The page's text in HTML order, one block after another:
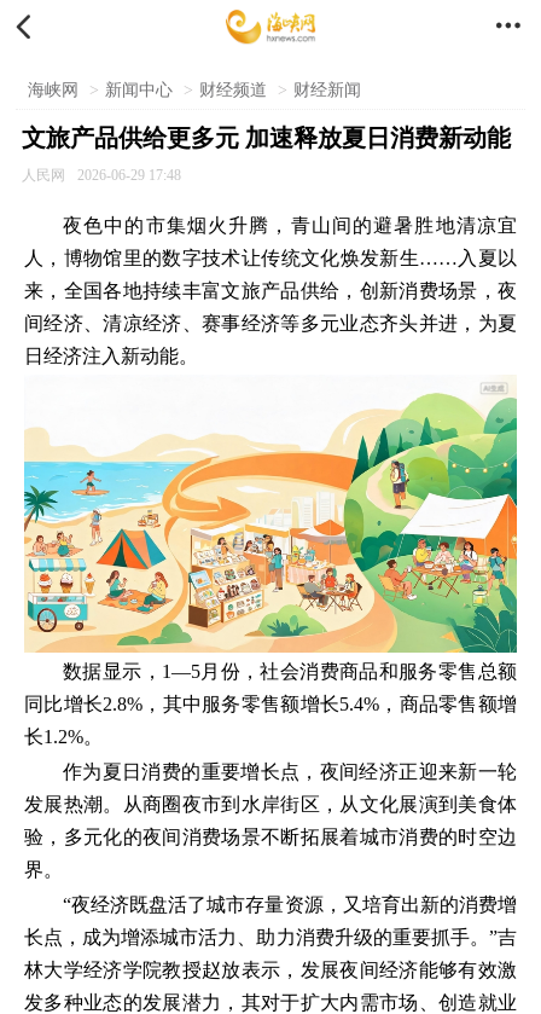
 
海峡网 > 新闻中心 > 财经频道 > 财经新闻
文旅产品供给更多元 加速释放夏日消费新动能
人民网 2026-06-29 17:48
夜色中的市集烟火升腾，青山间的避暑胜地清凉宜
人，博物馆里的数字技术让传统文化焕发新生……入夏以
来，全国各地持续丰富文旅产品供给，创新消费场景，夜
间经济、清凉经济、赛事经济等多元业态齐头并进，为夏
日经济注入新动能。
数据显示，1—5月份，社会消费商品和服务零售总额
同比增长2.8%，其中服务零售额增长5.4%，商品零售额增
长1.2%。
作为夏日消费的重要增长点，夜间经济正迎来新一轮
发展热潮。从商圈夜市到水岸街区，从文化展演到美食体
验，多元化的夜间消费场景不断拓展着城市消费的时空边
界。
“夜经济既盘活了城市存量资源，又培育出新的消费增
长点，成为增添城市活力、助力消费升级的重要抓手。”吉
林大学经济学院教授赵放表示，发展夜间经济能够有效激
发多种业态的发展潜力，其对于扩大内需市场、创造就业